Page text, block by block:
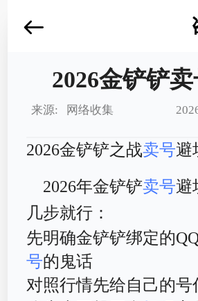
2026金铲铲
来源: 网络收集
2026金铲铲之战卖号避
2026年金铲铲卖号避
几步就行：
先明确金铲铲绑定的
号的鬼话
对照行情先给自己的